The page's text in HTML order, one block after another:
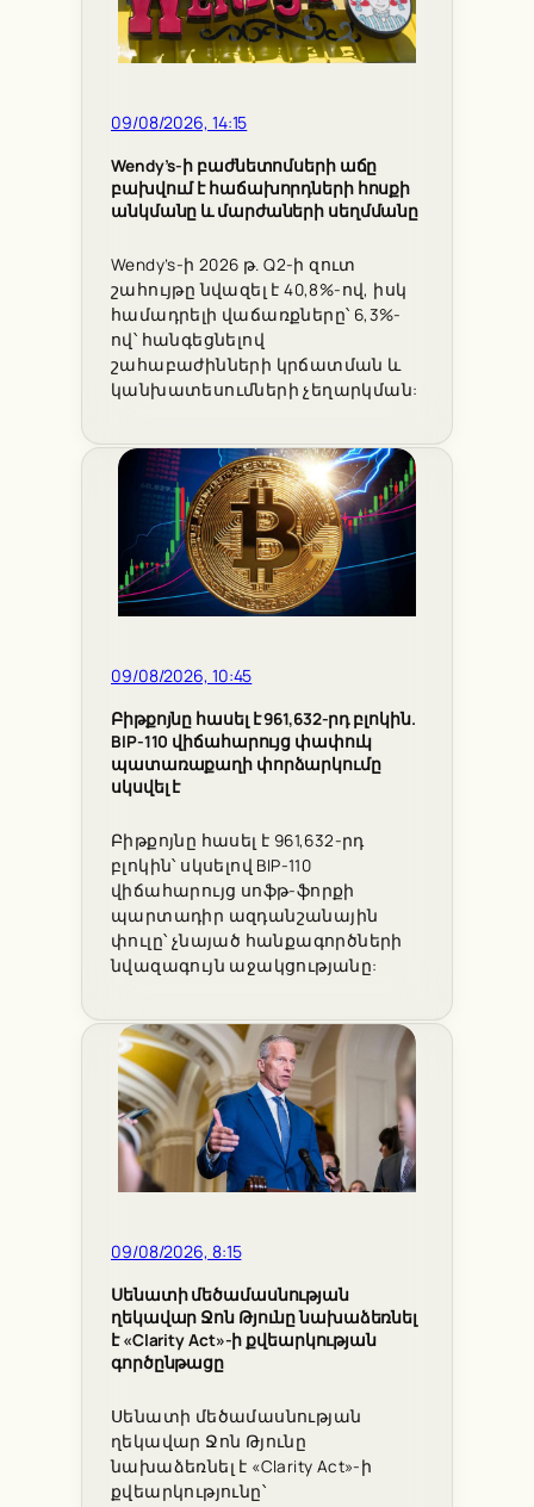
09/08/2026, 14:15
Wendy’s-ի բաժնետոմսերի աճը
բախվում է հաճախորդների հոսքի
անկմանը և մարժաների սեղմմանը
Wendy’s-ի 2026 թ. Q2-ի զուտ
շահույթը նվազել է 40,8%-ով, իսկ
համադրելի վաճառքները՝ 6,3%-
ով՝ հանգեցնելով
շահաբաժինների կրճատման և
կանխատեսումների չեղարկման:
09/08/2026, 10:45
Բիթքոյնը հասել է 961,632-րդ բլոկին.
BIP-110 վիճահարույց փափուկ
պատառաքաղի փորձարկումը
սկսվել է
Բիթքոյնը հասել է 961,632-րդ
բլոկին՝ սկսելով BIP-110
վիճահարույց սոֆթ-ֆորքի
պարտադիր ազդանշանային
փուլը՝ չնայած հանքագործների
նվազագույն աջակցությանը:
09/08/2026, 8:15
Սենատի մեծամասնության
ղեկավար Ջոն Թյունը նախաձեռնել
է «Clarity Act»-ի քվեարկության
գործընթացը
Սենատի մեծամասնության
ղեկավար Ջոն Թյունը
նախաձեռնել է «Clarity Act»-ի
քվեարկությունը՝